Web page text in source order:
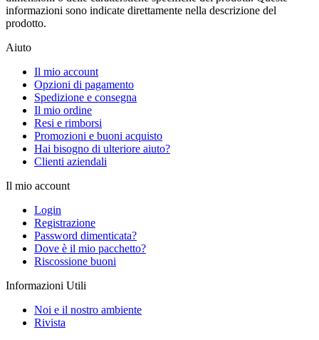
informazioni sono indicate direttamente nella descrizione del
prodotto.
Aiuto
Il mio account
Opzioni di pagamento
Spedizione e consegna
Il mio ordine
Resi e rimborsi
Promozioni e buoni acquisto
Hai bisogno di ulteriore aiuto?
Clienti aziendali
Il mio account
Login
Registrazione
Password dimenticata?
Dove è il mio pacchetto?
Riscossione buoni
Informazioni Utili
Noi e il nostro ambiente
Rivista